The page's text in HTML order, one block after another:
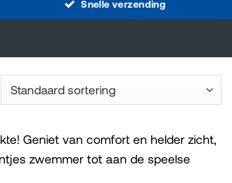
Snelle verzending
Geniet van comfort en helder zicht,
zwemmer tot aan de speelse